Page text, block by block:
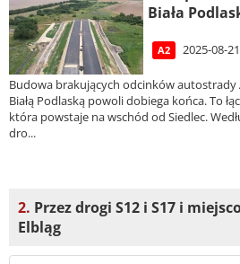
Biała
A2 2025-08-
Budowa brakujących odcinków autostrady
Białą Podlaską powoli dobiega końca. To
która powstaje na wschód od Siedlec.
dro...
2. Przez drogi S12 i S17 i
Elbląg